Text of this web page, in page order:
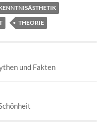
THEORIE
und Fakten